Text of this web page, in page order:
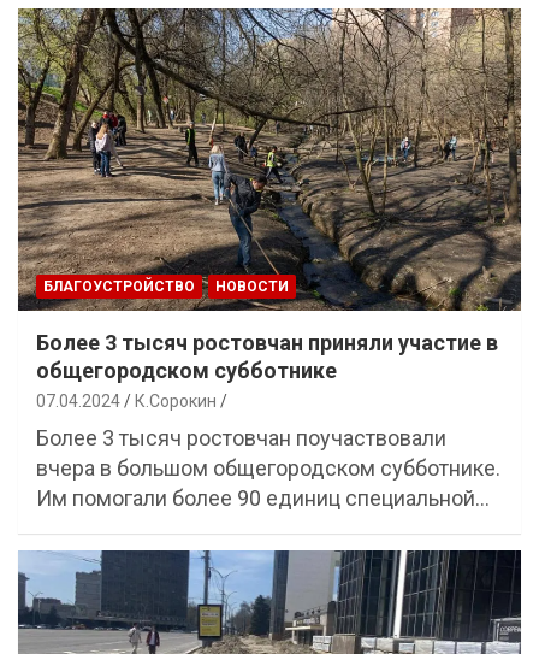
БЛАГОУСТРОЙСТВО НОВОСТИ
Более 3 тысяч ростовчан приняли участие в
общегородском субботнике
07.04.2024 К.Сорокин
Более 3 тысяч ростовчан поучаствовали
вчера в большом общегородском субботнике.
Им помогали более 90 единиц специальной…